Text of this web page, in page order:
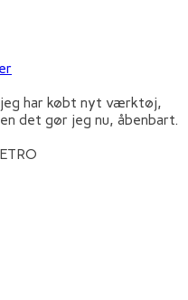
har købt nyt værktøj,
det gør jeg nu, åbenbart.